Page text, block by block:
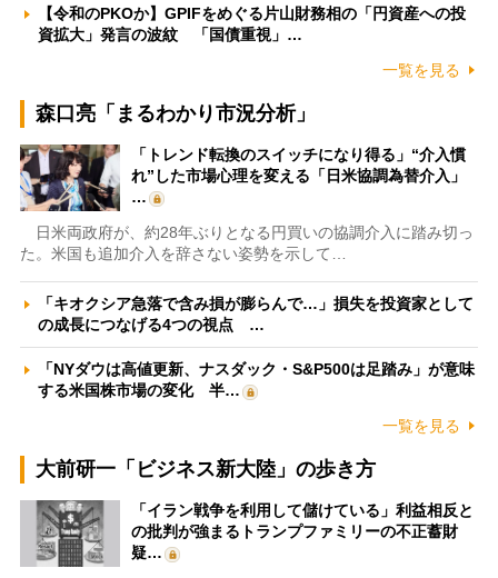
【令和のPKOか】GPIFをめぐる片山財務相の「円資産への投
資拡大」発言の波紋 「国債重視」…
一覧を見る
森口亮「まるわかり市況分析」
「トレンド転換のスイッチになり得る」“介入慣
れ”した市場心理を変える「日米協調為替介入」
…
日米両政府が、約28年ぶりとなる円買いの協調介入に踏み切っ
た。米国も追加介入を辞さない姿勢を示して…
「キオクシア急落で含み損が膨らんで…」損失を投資家として
の成長につなげる4つの視点 …
「NYダウは高値更新、ナスダック・S&P500は足踏み」が意味
する米国株市場の変化 半…
一覧を見る
大前研一「ビジネス新大陸」の歩き方
「イラン戦争を利用して儲けている」利益相反と
の批判が強まるトランプファミリーの不正蓄財
疑…